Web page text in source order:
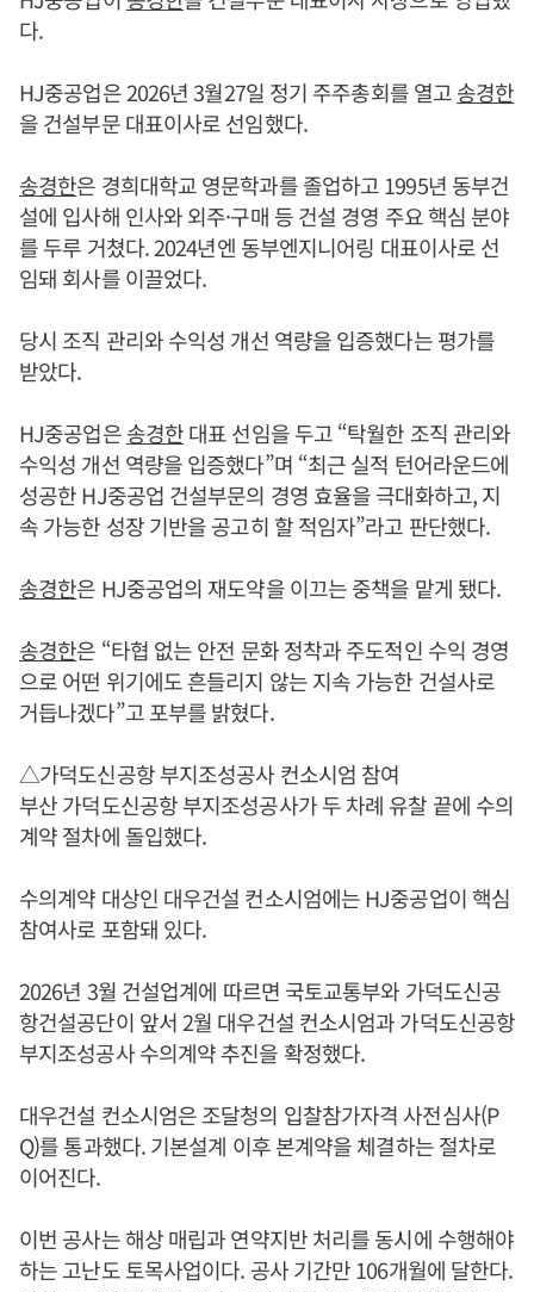
다.
HJ중공업은 2026년 3월27일 정기 주주총회를 열고송경한
을 건설부문 대표이사로 선임했다.
송경한은 경희대학교 영문학과를 졸업하고 1995년 동부건
설에 입사해 인사와 외주·구매 등 건설 경영 주요 핵심 분야
를 두루 거쳤다. 2024년엔 동부엔지니어링 대표이사로 선
임돼 회사를 이끌었다.
당시 조직 관리와 수익성 개선 역량을 입증했다는 평가를
받았다.
HJ중공업은송경한대표 선임을 두고 “탁월한 조직 관리와
수익성 개선 역량을 입증했다”며 “최근 실적 턴어라운드에
성공한 HJ중공업 건설부문의 경영 효율을 극대화하고, 지
속 가능한 성장 기반을 공고히 할 적임자”라고 판단했다.
송경한은 HJ중공업의 재도약을 이끄는 중책을 맡게 됐다.
송경한은 “타협 없는 안전 문화 정착과 주도적인 수익 경영
으로 어떤 위기에도 흔들리지 않는 지속 가능한 건설사로
거듭나겠다”고 포부를 밝혔다.
△가덕도신공항 부지조성공사 컨소시엄 참여
부산 가덕도신공항 부지조성공사가 두 차례 유찰 끝에 수의
계약 절차에 돌입했다.
수의계약 대상인 대우건설 컨소시엄에는 HJ중공업이 핵심
참여사로 포함돼 있다.
2026년 3월 건설업계에 따르면 국토교통부와 가덕도신공
항건설공단이 앞서 2월 대우건설 컨소시엄과 가덕도신공항
부지조성공사 수의계약 추진을 확정했다.
대우건설 컨소시엄은 조달청의 입찰참가자격 사전심사(P
Q)를 통과했다. 기본설계 이후 본계약을 체결하는 절차로
이어진다.
이번 공사는 해상 매립과 연약지반 처리를 동시에 수행해야
하는 고난도 토목사업이다. 공사 기간만 106개월에 달한다.